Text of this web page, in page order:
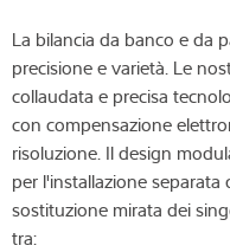
La bilancia da banco e da
precisione e varietà. Le
collaudata e precisa
con compensazione
risoluzione. Il design
per l'installazione
sostituzione mirata dei
tra: